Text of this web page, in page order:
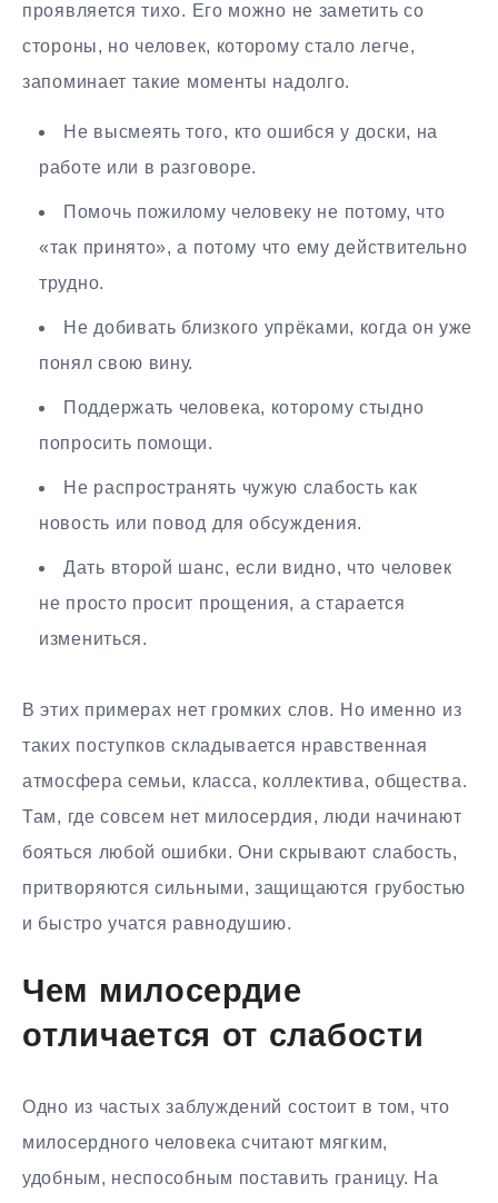
проявляется тихо. Его можно не заметить со
стороны, но человек, которому стало легче,
запоминает такие моменты надолго.
Не высмеять того, кто ошибся у доски, на
работе или в разговоре.
Помочь пожилому человеку не потому, что
«так принято», а потому что ему действительно
трудно.
Не добивать близкого упрёками, когда он уже
понял свою вину.
Поддержать человека, которому стыдно
попросить помощи.
Не распространять чужую слабость как
новость или повод для обсуждения.
Дать второй шанс, если видно, что человек
не просто просит прощения, а старается
измениться.
В этих примерах нет громких слов. Но именно из
таких поступков складывается нравственная
атмосфера семьи, класса, коллектива, общества.
Там, где совсем нет милосердия, люди начинают
бояться любой ошибки. Они скрывают слабость,
притворяются сильными, защищаются грубостью
и быстро учатся равнодушию.
Чем милосердие
отличается от слабости
Одно из частых заблуждений состоит в том, что
милосердного человека считают мягким,
удобным, неспособным поставить границу. На